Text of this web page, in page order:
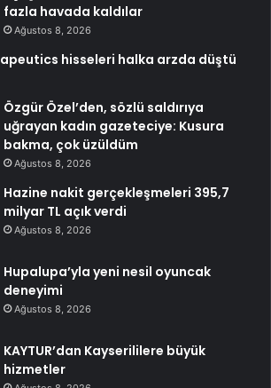
fazla havada kaldılar
Ağustos 8, 2026
hisseleri halka arzda düştü
Özgür Özel’den, sözlü saldırıya
uğrayan kadın gazeteciye: Kusura
bakma, çok üzüldüm
Ağustos 8, 2026
Hazine nakit gerçekleşmeleri 395,7
milyar TL açık verdi
Ağustos 8, 2026
Hupalupa’yla yeni nesil oyuncak
deneyimi
Ağustos 8, 2026
KAYTUR’dan Kayserililere büyük
hizmetler